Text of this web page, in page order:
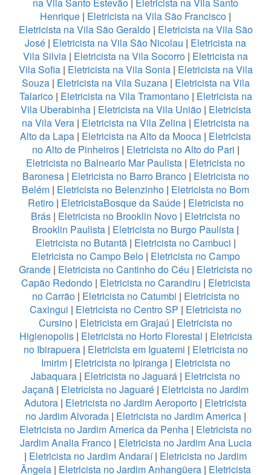
Henrique | Eletricista na Vila São Francisco |
Eletricista na Vila São Geraldo| Eletricista na Vila São
José | Eletricista na Vila São Nicolau | Eletricista na
Vila Silvia | Eletricista na Vila Socorro | Eletricista na
Vila Sofia| Eletricista na Vila Sonia| Eletricista na Vila
Souza| Eletricista na Vila Suzana| Eletricista na Vila
Talarico| Eletricista na Vila Tramontano| Eletricista na
Vila Uberabinha| Eletricista na Vila União| Eletricista
na Vila Vera | Eletricista na Vila Zelina | Eletricista na
Alto da Lapa | Eletricista na Alto da Mooca | Eletricista
no Alto de Pinheiros| Eletricista no Alto do Pari |
Eletricista no Balneario Mar Paulista | Eletricista no
Baronesa| Eletricista no Barro Branco| Eletricista no
Belém | Eletricista no Belenzinho | Eletricista no Bom
Retiro| EletricistaBosque da Saúde| Eletricista no
Brás | Eletricista no Brooklin Novo | Eletricista no
Brooklin Paulista | Eletricista no Burgo Paulista |
Eletricista no Butantã| Eletricista no Cambuci |
Eletricista no Campo Belo| Eletricista no Campo
Grande | Eletricista no Cantinho do Céu | Eletricista no
Capão Redondo| Eletricista no Carandiru | Eletricista
no Carrão| Eletricista no Catumbi | Eletricista no
Caxingui | Eletricista no Centro SP | Eletricista no
Cursino | Eletricista em Grajaú | Eletricista no
Higienopolis| Eletricista no Horto Florestal | Eletricista
no Ibirapuera| Eletricista em Iguatemi | Eletricista no
Imirim| Eletricista no Ipiranga| Eletricista no
Jabaquara | Eletricista no Jaguará | Eletricista no
Jaçanã | Eletricista no Jaguaré | Eletricista no Jardim
Adutora | Eletricista no Jardim Aeroporto | Eletricista
no Jardim Alvorada| Eletricista no Jardim America|
Eletricista no Jardim America da Penha | Eletricista no
Jardim Analia Franco| Eletricista no Jardim Ana Lucia
| Eletricista no Jardim Andaraí| Eletricista no Jardim
Ângela| Eletricista no Jardim Anhangüera| Eletricista